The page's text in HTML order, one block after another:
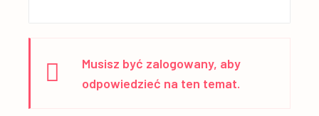
Musisz być zalogowany, aby
odpowiedzieć na ten temat.